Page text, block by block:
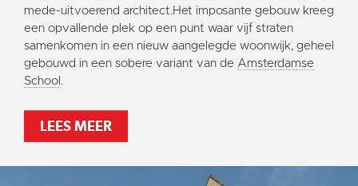
Omgeving
Activiteiten
Steun ons
Contact
Vaktaal
mede-uitvoerend architect.Het imposante gebouw kreeg
een opvallende plek op een punt waar vijf straten
samenkomen in een nieuw aangelegde woonwijk, geheel
gebouwd in een sobere variant van de Amsterdamse
School .
LEES MEER